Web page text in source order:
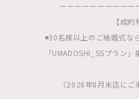
ーーーーーーーーーー
【成約
◾️30名様以上のご結婚式
「UMADOSHI_SSプラン
〈2026年8月末迄にご